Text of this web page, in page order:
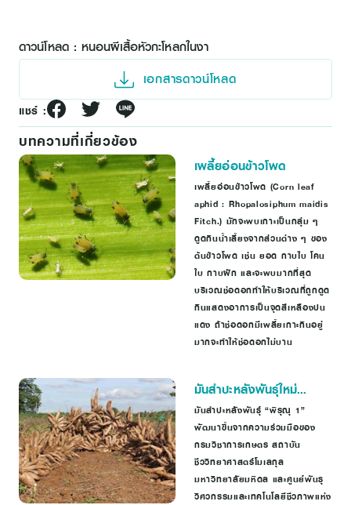
ดาวน์โหลด : หนอนผีเสื้อหัวกะโหลกในงา
เอกสารดาวน์โหลด
แชร์ :
บทความที่เกี่ยวข้อง
เพลี้ยอ่อนข้าวโพด
เพลี้ยอ่อนข้าวโพด (Corn leaf
aphid : Rhopalosiphum maidis
Fitch.) มักจะพบเกาะเป็นกลุ่ม ๆ
ดูดกินน้ำเลี้ยงจากส่วนต่าง ๆ ของ
ต้นข้าวโพด เช่น ยอด กาบใบ โคน
ใบ กาบฝัก และจะพบมากที่สุด
บริเวณช่อดอกทำให้บริเวณที่ถูกดูด
กินแสดงอาการเป็นจุดสีเหลืองปน
แดง ถ้าช่อดอกมีเพลี้ยเกาะกินอยู่
มากจะทำให้ช่อดอกไม่บาน
มันสำปะหลังพันธุ์ใหม่
“พิรุณ 1” ผลผลิตสูง
แป้งดี โตเร็ว ทรงต้นสวย
ตัดหัวง่าย ใช้ปุ๋ยน้อย
มันสำปะหลังพันธุ์ “พิรุณุ 1”
พัฒนาขึ้นจากความร่วมมือของ
กรมวิชาการเกษตร สถาบัน
ชีววิทยาศาสตร์โมเลกุล
มหาวิทยาลัยมหิดล และศูนย์พันธุ
วิศวกรรมและเทคโนโลยีชีวภาพแห่ง